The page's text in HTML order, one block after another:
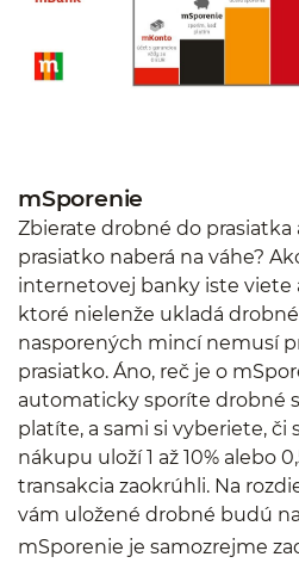
mSporenie
Zbierate drobné do prasiatka
prasiatko naberá na váhe?
internetovej banky iste viete
ktoré nielenže ukladá drobné
nasporených mincí nemusí
prasiatko. Áno, reč je o
automaticky sporíte drobné
platíte, a sami si vyberiete, či
nákupu uloží 1 až 10% alebo
transakcia zaokrúhli. Na
vám uložené drobné budú
mSporenie je samozrejme